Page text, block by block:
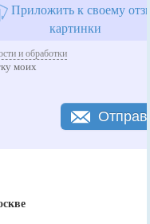
Приложить к своему
картинки
и обработки
моих